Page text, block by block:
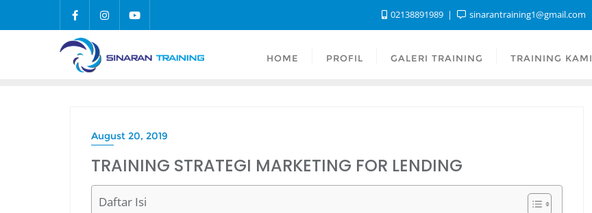
02138891989 sinarantraining1@gmail.com
HOME PROFIL GALERI TRAINING TRAINING KAMI
August 20, 2019
TRAINING STRATEGI MARKETING FOR LENDING
Daftar Isi